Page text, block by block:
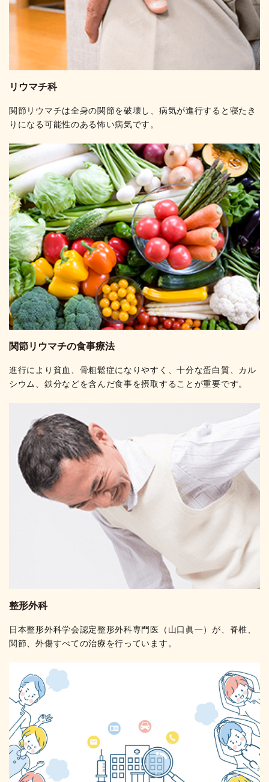
リウマチ科
関節リウマチは全身の関節を破壊し、病気が進行すると寝たき
りになる可能性のある怖い病気です。
関節リウマチの食事療法
進行により貧血、骨粗鬆症になりやすく、十分な蛋白質、カル
シウム、鉄分などを含んだ食事を摂取することが重要です。
整形外科
日本整形外科学会認定整形外科専門医（山口眞一）が、脊椎、
関節、外傷すべての治療を行っています。